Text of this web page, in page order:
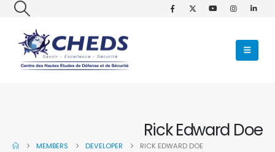
Rick Edward Doe
MEMBERS DEVELOPER RICK EDWARD DOE